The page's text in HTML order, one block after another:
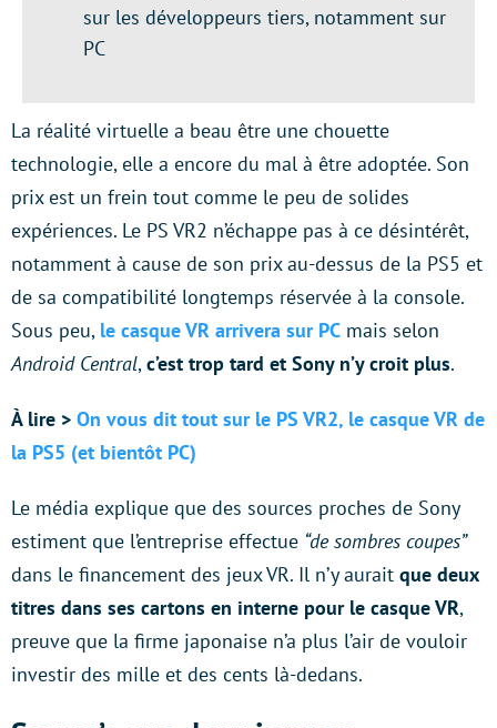
sur les développeurs tiers, notamment sur
PC
La réalité virtuelle a beau être une chouette
technologie, elle a encore du mal à être adoptée. Son
prix est un frein tout comme le peu de solides
expériences. Le PS VR2 n’échappe pas à ce désintérêt,
notamment à cause de son prix au-dessus de la PS5 et
de sa compatibilité longtemps réservée à la console.
Sous peu, le casque VR arrivera sur PC mais selon
Android Central, c’est trop tard et Sony n’y croit plus.
À lire > On vous dit tout sur le PS VR2, le casque VR de
la PS5 (et bientôt PC)
Le média explique que des sources proches de Sony
estiment que l’entreprise effectue “de sombres coupes”
dans le financement des jeux VR. Il n’y aurait que deux
titres dans ses cartons en interne pour le casque VR,
preuve que la firme japonaise n’a plus l’air de vouloir
investir des mille et des cents là-dedans.